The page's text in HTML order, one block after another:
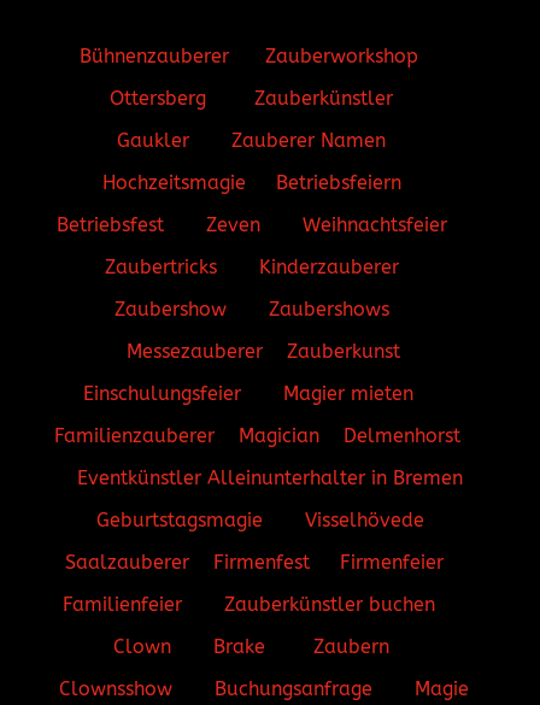
Bühnenzauberer
Zauberworkshop
Ottersberg
Zauberkünstler
Gaukler
Zauberer Namen
Hochzeitsmagie
Betriebsfeiern
Betriebsfest
Zeven
Weihnachtsfeier
Zaubertricks
Kinderzauberer
Zaubershow
Zaubershows
Messezauberer
Zauberkunst
Einschulungsfeier
Magier mieten
Familienzauberer
Magician
Delmenhorst
EventkünstlerAlleinunterhalter in Bremen
Geburtstagsmagie
Visselhövede
Saalzauberer
Firmenfest
Firmenfeier
Familienfeier
Zauberkünstler buchen
Clown
Brake
Zaubern
Clownsshow
Buchungsanfrage
Magie